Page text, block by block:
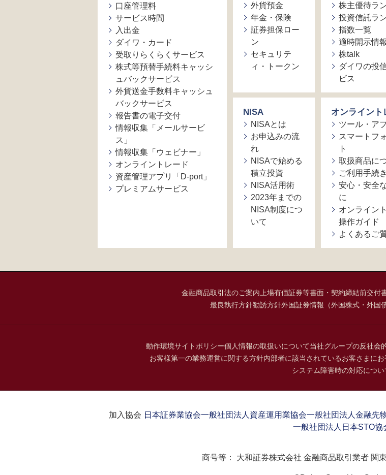
口座管理料
サービス時間
入出金
ダイワ・カード
受取りらくらくサービス
株式等預替手続料キャッシ
ュバックサービス
外貨送金手数料キャッシュ
バックサービス
報告書の電子交付
情報収集「メールサービ
ス」
情報収集「ウェビナー」
オンライントレード
資産管理アプリ「D-port」
プレミアムサービス
外貨預金
年金・保険
証券担保ロー
ン
セキュリテ
ィ・トークン
NISA
NISAとは
お申込みの流
れ
NISAで始める
積立投資
NISA活用術
2023年までの
NISA制度につ
いて
株主優待ラ
投資信託ラ
指数一覧
適時開示情報
株talk
ダイワの投
ビス
オンライント
ツール・ア
スマートフ
ト
取扱商品に
ご利用手続き
安心・安全
に
オンライン
操作ガイド
よくあるご
金融商品取引法のご案内 上場有価証券等書面・契約締結前交付
最良執行方針勧誘方針外国証券情報（外国株式・外国債
動作環境サイトポリシー個人情報の取扱いについて当社グループの反社会
お客様第一の業務運営に関する方針内部者に該当されているお客さまに
システム障害時の対応につい
加入協会：日本証券業協会一般社団法人資産運用業協会一般社団法人金融先
一般社団法人日本STO協
商号等： 大和証券株式会社 金融商品取引業者 関